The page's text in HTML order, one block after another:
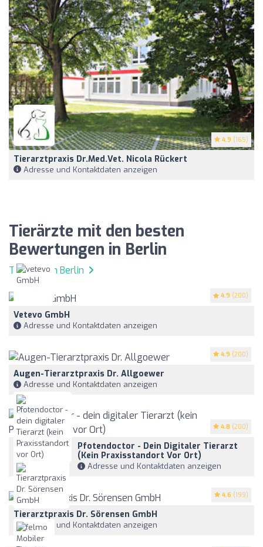
4.9 (165)
Tierarztpraxis Dr.med.vet. Nicola Rückert
Adresse und Kontaktdaten anzeigen
Tierärzte mit den besten
Bewertungen in Berlin
Tierärzte in Berlin
4.9 (200)
Vetevo GmbH
Adresse und Kontaktdaten anzeigen
4.9 (200)
Augen-Tierarztpraxis Dr. Allgoewer
Adresse und Kontaktdaten anzeigen
4.8 (200)
Pfotendoctor - Dein Digitaler Tierarzt
(kein Praxisstandort Vor Ort)
Adresse und Kontaktdaten anzeigen
4.6 (199)
Tierarztpraxis Dr. Sörensen GmbH
Adresse und Kontaktdaten anzeigen